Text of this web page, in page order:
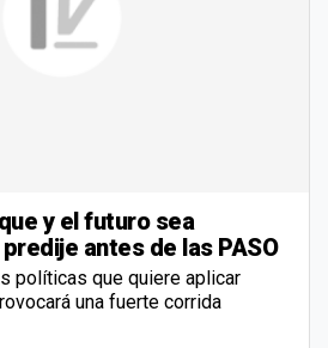
y el futuro sea
antes de las PASO
políticas que quiere aplicar
una fuerte corrida